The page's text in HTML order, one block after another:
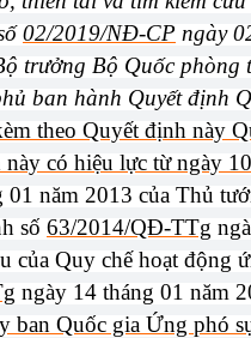
02/2019/NĐ-CP ngày
trưởng Bộ Quốc
ban hành Quyết định
theo Quyết định này
có hiệu lực từ ngày
01 năm 2013 của Thủ
số 63/2014/QĐ-TTg
của Quy chế hoạt động
ngày 14 tháng 01 năm
ban Quốc gia Ứng phó